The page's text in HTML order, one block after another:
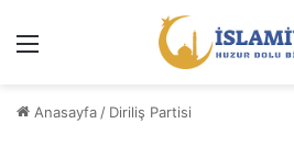
Anasayfa / Diriliş Partisi